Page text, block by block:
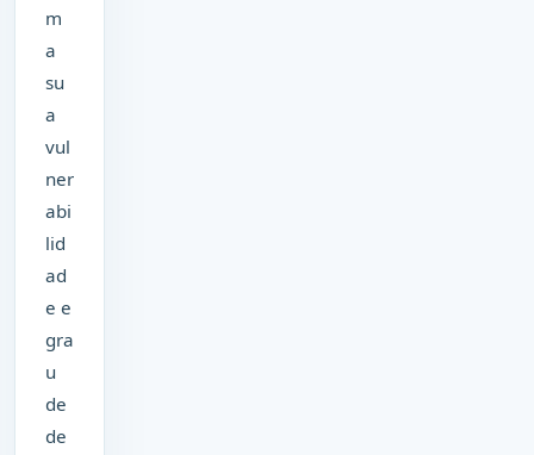
m
a
su
a
vul
ner
abi
lid
ad
e e
gra
u
de
de